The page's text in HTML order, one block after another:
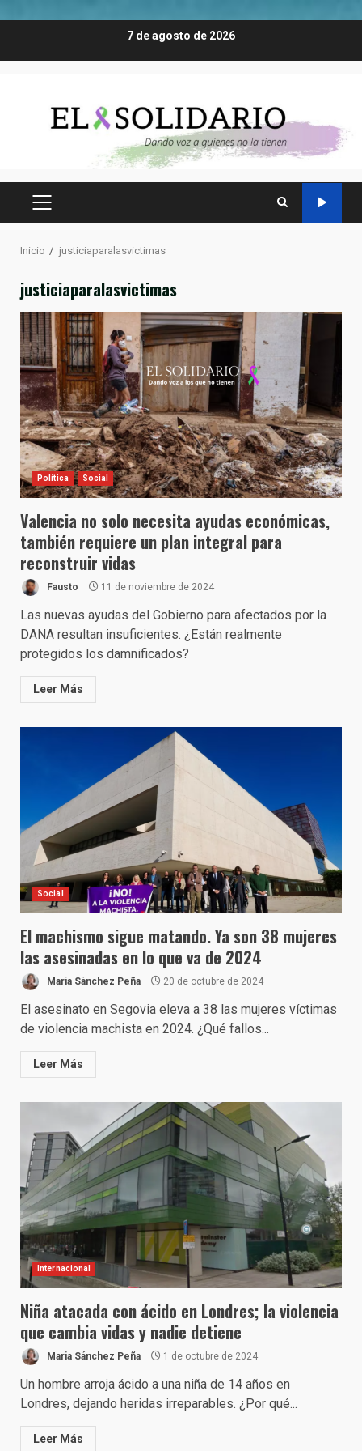
7 de agosto de 2026
MENÚ
Inicio justiciaparalasvictimas
justiciaparalasvictimas
Política Social
Valencia no solo necesita ayudas económicas,
también requiere un plan integral para
reconstruir vidas
Fausto 11 de noviembre de 2024
Las nuevas ayudas del Gobierno para afectados por la
DANA resultan insuficientes. ¿Están realmente
protegidos los damnificados?
Leer Más
Social
El machismo sigue matando. Ya son 38 mujeres
las asesinadas en lo que va de 2024
Maria Sánchez Peña 20 de octubre de 2024
El asesinato en Segovia eleva a 38 las mujeres víctimas
de violencia machista en 2024. ¿Qué fallos...
Leer Más
Internacional
Niña atacada con ácido en Londres; la violencia
que cambia vidas y nadie detiene
Maria Sánchez Peña 1 de octubre de 2024
Un hombre arroja ácido a una niña de 14 años en
Londres, dejando heridas irreparables. ¿Por qué...
Leer Más